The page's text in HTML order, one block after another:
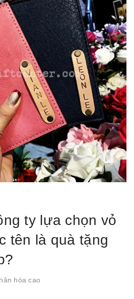
ty lựa chọn vỏ
tên là quà tặng
hóa cao